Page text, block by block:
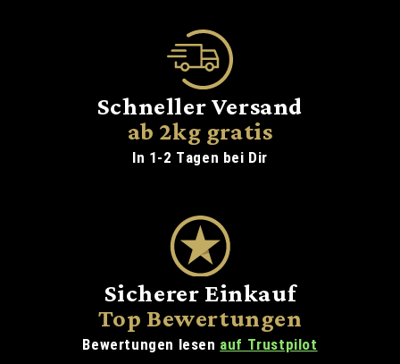
Schneller Versand
ab 2kg gratis
In 1-2 Tagen bei Dir
Sicherer Einkauf
Top Bewertungen
Bewertungen lesen auf Trustpilot